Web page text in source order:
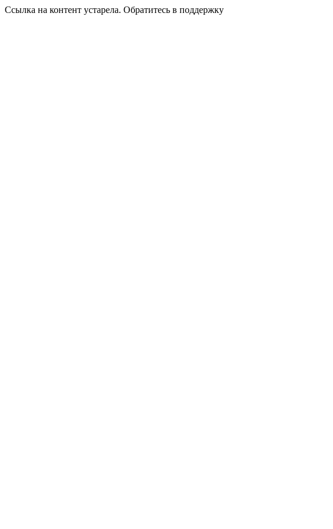
Ссылка на контент устарела. Обратитесь в поддержку